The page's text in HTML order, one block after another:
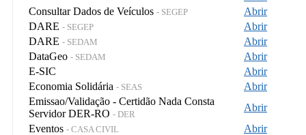
Consultar Dados de Veículos - SEGEP
Abrir
DARE - SEGEP
Abrir
DARE - SEDAM
Abrir
DataGeo - SEDAM
Abrir
E-SIC
Abrir
Economia Solidária - SEAS
Abrir
Emissao/Validação - Certidão Nada Consta
Servidor DER-RO - DER
Abrir
Eventos - CASA CIVIL
Abrir